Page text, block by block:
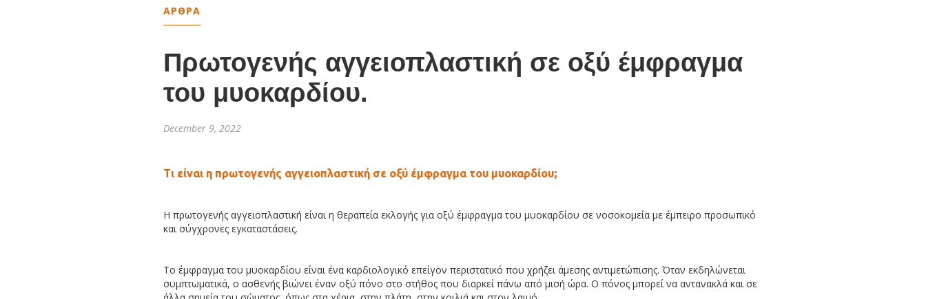
ΑΡΘΡΑ
Πρωτογενής αγγειοπλαστική σε οξύ έμφραγμα
του μυοκαρδίου.
December 9, 2022
Τι είναι η πρωτογενής αγγειοπλαστική σε οξύ έμφραγμα του μυοκαρδίου;
Η πρωτογενής αγγειοπλαστική είναι η θεραπεία εκλογής για οξύ έμφραγμα του μυοκαρδίου σε νοσοκομεία με έμπειρο προσωπικό
και σύγχρονες εγκαταστάσεις.
Το έμφραγμα του μυοκαρδίου είναι ένα καρδιολογικό επείγον περιστατικό που χρήζει άμεσης αντιμετώπισης. Όταν εκδηλώνεται
συμπτωματικά, ο ασθενής βιώνει έναν οξύ πόνο στο στήθος που διαρκεί πάνω από μισή ώρα. Ο πόνος μπορεί να αντανακλά και σε